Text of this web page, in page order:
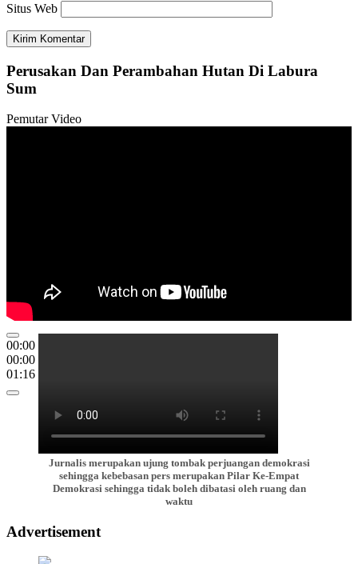
Situs Web
Perusakan Dan Perambahan Hutan Di Labura
Sum
Pemutar Video
00:00
00:00
01:16
Jurnalis merupakan ujung tombak perjuangan demokrasi
sehingga kebebasan pers merupakan Pilar Ke-Empat
Demokrasi sehingga tidak boleh dibatasi oleh ruang dan
waktu
Advertisement